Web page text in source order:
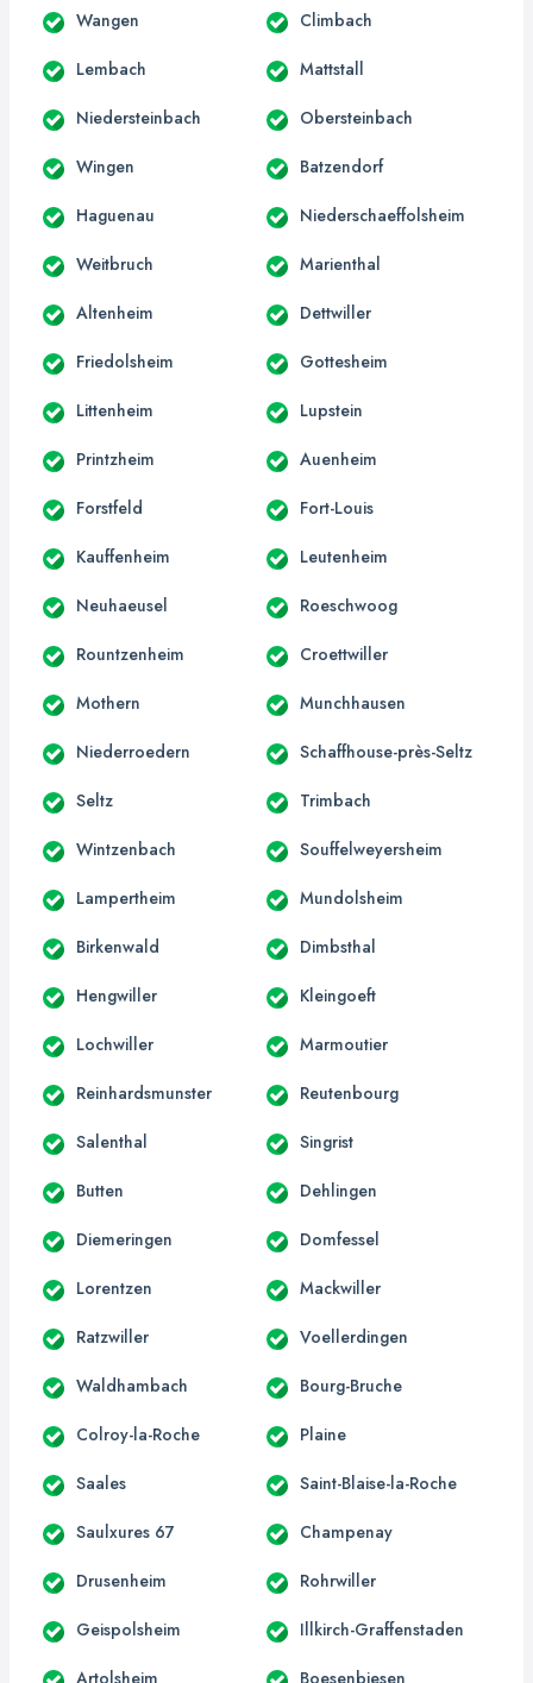
Wangen Climbach
Lembach Mattstall
Niedersteinbach Obersteinbach
Wingen Batzendorf
Haguenau Niederschaeffolsheim
Weitbruch Marienthal
Altenheim Dettwiller
Friedolsheim Gottesheim
Littenheim Lupstein
Printzheim Auenheim
Forstfeld Fort-Louis
Kauffenheim Leutenheim
Neuhaeusel Roeschwoog
Rountzenheim Croettwiller
Mothern Munchhausen
Niederroedern Schaffhouse-près-Seltz
Seltz Trimbach
Wintzenbach Souffelweyersheim
Lampertheim Mundolsheim
Birkenwald Dimbsthal
Hengwiller Kleingoeft
Lochwiller Marmoutier
Reinhardsmunster Reutenbourg
Salenthal Singrist
Butten Dehlingen
Diemeringen Domfessel
Lorentzen Mackwiller
Ratzwiller Voellerdingen
Waldhambach Bourg-Bruche
Colroy-la-Roche Plaine
Saales Saint-Blaise-la-Roche
Saulxures 67 Champenay
Drusenheim Rohrwiller
Geispolsheim Illkirch-Graffenstaden
Artolsheim Boesenbiesen